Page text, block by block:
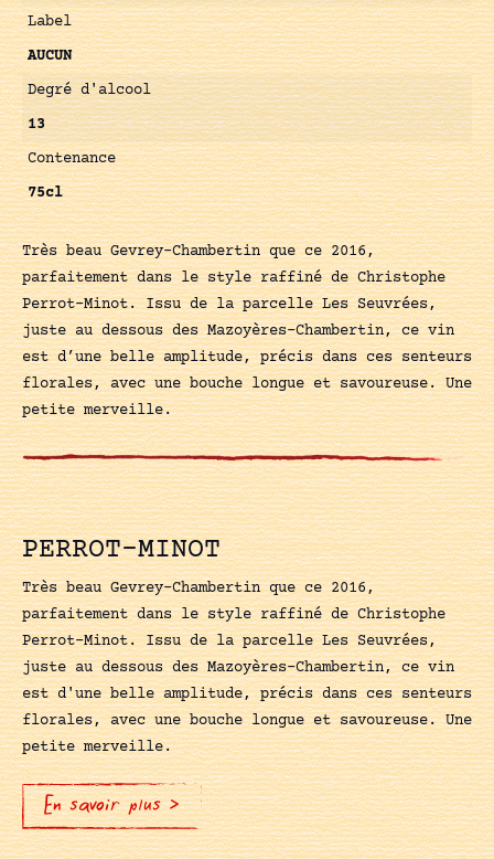
Label
AUCUN
Degré d'alcool
13
Contenance
75cl
Très beau Gevrey-Chambertin que ce 2016,
parfaitement dans le style raffiné de Christophe
Perrot-Minot. Issu de la parcelle Les Seuvrées,
juste au dessous des Mazoyères-Chambertin, ce vin
est d’une belle amplitude, précis dans ces senteurs
florales, avec une bouche longue et savoureuse. Une
petite merveille.
PERROT-MINOT
Très beau Gevrey-Chambertin que ce 2016,
parfaitement dans le style raffiné de Christophe
Perrot-Minot. Issu de la parcelle Les Seuvrées,
juste au dessous des Mazoyères-Chambertin, ce vin
est d'une belle amplitude, précis dans ces senteurs
florales, avec une bouche longue et savoureuse. Une
petite merveille.
En savoir plus >